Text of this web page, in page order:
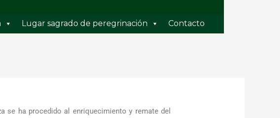
Lugar sagrado de peregrinación Contacto
se ha procedido al enriquecimiento y remate del